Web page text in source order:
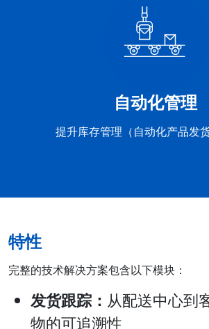
自动化管理
提升库存管理（自动化产品发货
特性
完整的技术解决方案包含以下模块：
发货跟踪： 从配送中心到
物的可追溯性